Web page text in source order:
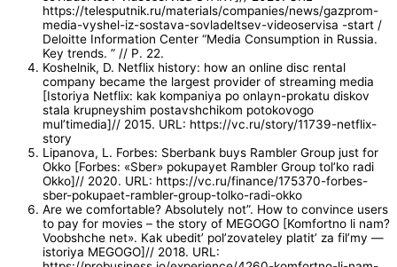
https://telesputnik.ru/materials/companies/news/gazprom-
media-vyshel-iz-sostava-sovladeltsev-videoservisa -start /
Deloitte Information Center “Media Consumption in Russia.
Key trends. ” // P. 22.
Koshelnik, D. Netflix history: how an online disc rental
company became the largest provider of streaming media
[Istoriya Netflix: kak kompaniya po onlayn-prokatu diskov
stala krupneyshim postavshchikom potokovogo
mul’timedia]// 2015. URL: https://vc.ru/story/11739-netflix-
story
Lipanova, L. Forbes: Sberbank buys Rambler Group just for
Okko [Forbes: «Sber» pokupayet Rambler Group tol’ko radi
Okko]// 2020. URL: https://vc.ru/finance/175370-forbes-
sber-pokupaet-rambler-group-tolko-radi-okko
Are we comfortable? Absolutely not”. How to convince users
to pay for movies – the story of MEGOGO [Komfortno li nam?
Voobshche net». Kak ubedit’ pol’zovateley platit’ za fil’my —
istoriya MEGOGO]// 2018. URL: